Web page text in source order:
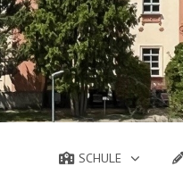
SCHULE